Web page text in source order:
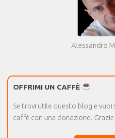
Alessandro
OFFRIMI UN CAFFÈ
Se trovi utile questo blog e
caffè con una donazione.